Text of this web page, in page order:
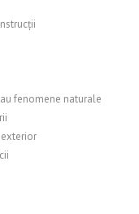
fenomene naturale
exterior